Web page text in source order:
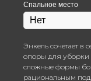
Спальное место
Энкель сочетает в
опоры для уборки
сложные формы
рациональным